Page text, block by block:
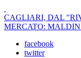
CAGLIARI, DAL
MERCATO:
facebook
twitter